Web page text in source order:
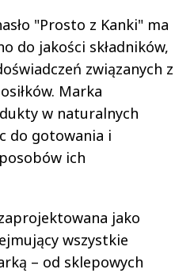
"Prosto z Kanki" ma
do jakości składników,
związanych z
Marka
w naturalnych
do gotowania i
ich
jako
wszystkie
– od sklepowych